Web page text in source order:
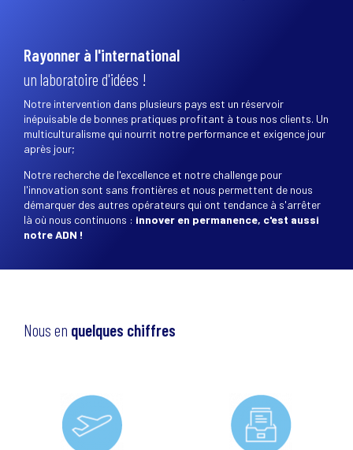
Rayonner à l'international
un laboratoire d'idées !
Notre intervention dans plusieurs pays est un réservoir
inépuisable de bonnes pratiques profitant à tous nos clients. Un
multiculturalisme qui nourrit notre performance et exigence jour
après jour;
Notre recherche de l'excellence et notre challenge pour
l'innovation sont sans frontières et nous permettent de nous
démarquer des autres opérateurs qui ont tendance à s'arrêter
là où nous continuons : innover en permanence, c'est aussi
notre ADN !
Nous en quelques chiffres